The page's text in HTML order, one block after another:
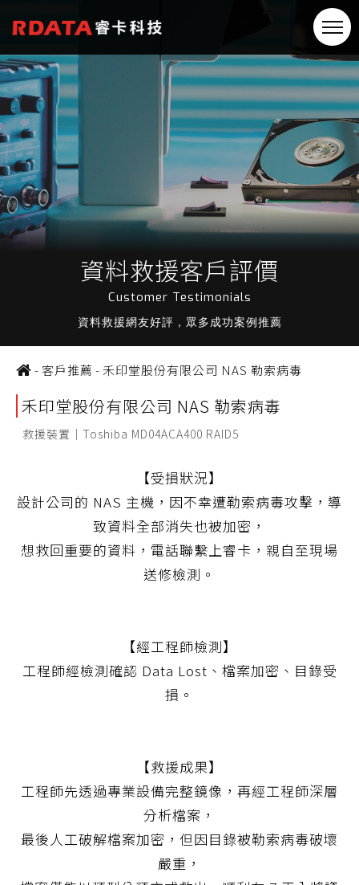
資料救援客戶評價
Customer Testimonials
資料救援網友好評，眾多成功案例推薦
-客戶推薦 - 禾印堂股份有限公司 NAS 勒索病毒
禾印堂股份有限公司 NAS 勒索病毒
救援裝置｜Toshiba MD04ACA400 RAID5
【受損狀況】
設計公司的 NAS 主機，因不幸遭勒索病毒攻擊，導
致資料全部消失也被加密，
想救回重要的資料，電話聯繫上睿卡，親自至現場
送修檢測。
【經工程師檢測】
工程師經檢測確認 Data Lost、檔案加密、目錄受
損。
【救援成果】
工程師先透過專業設備完整鏡像，再經工程師深層
分析檔案，
最後人工破解檔案加密，但因目錄被勒索病毒破壞
嚴重，